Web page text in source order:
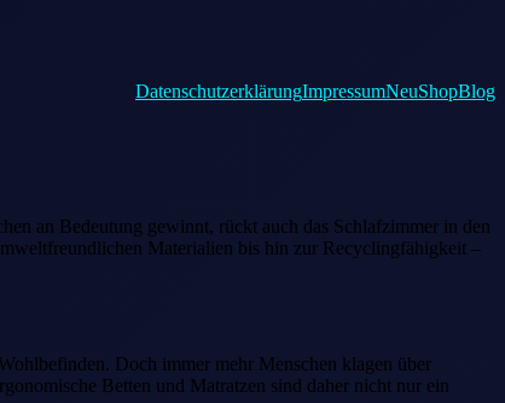
Datenschutz­erklärungImpressumNeuShopBlog
an Bedeutung gewinnt, rückt auch das Schlafzimmer in den
Materialien bis hin zur Recyclingfähigkeit –
Doch immer mehr Menschen klagen über
Betten und Matratzen sind daher nicht nur ein